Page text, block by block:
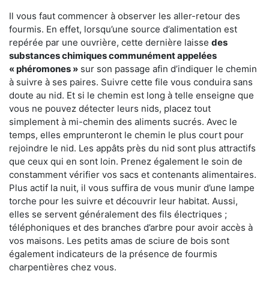
Il vous faut commencer à observer les aller-retour des
fourmis. En effet, lorsqu’une source d’alimentation est
repérée par une ouvrière, cette dernière laisse des
substances chimiques communément appelées
« phéromones » sur son passage afin d’indiquer le chemin
à suivre à ses paires. Suivre cette file vous conduira sans
doute au nid. Et si le chemin est long à telle enseigne que
vous ne pouvez détecter leurs nids, placez tout
simplement à mi-chemin des aliments sucrés. Avec le
temps, elles emprunteront le chemin le plus court pour
rejoindre le nid. Les appâts près du nid sont plus attractifs
que ceux qui en sont loin. Prenez également le soin de
constamment vérifier vos sacs et contenants alimentaires.
Plus actif la nuit, il vous suffira de vous munir d’une lampe
torche pour les suivre et découvrir leur habitat. Aussi,
elles se servent généralement des fils électriques ;
téléphoniques et des branches d’arbre pour avoir accès à
vos maisons. Les petits amas de sciure de bois sont
également indicateurs de la présence de fourmis
charpentières chez vous.